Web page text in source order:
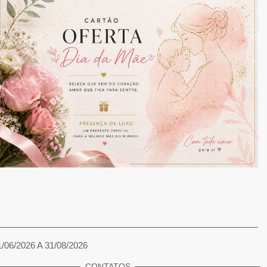
2026 A 31/08/2026